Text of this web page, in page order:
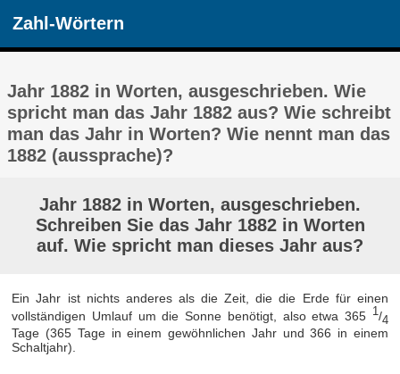
Zahl-Wörtern
Jahr 1882 in Worten, ausgeschrieben. Wie
spricht man das Jahr 1882 aus? Wie schreibt
man das Jahr in Worten? Wie nennt man das
1882 (aussprache)?
Jahr 1882 in Worten, ausgeschrieben.
Schreiben Sie das Jahr 1882 in Worten
auf. Wie spricht man dieses Jahr aus?
Ein Jahr ist nichts anderes als die Zeit, die die Erde für einen
vollständigen Umlauf um die Sonne benötigt, also etwa 365 1/4
Tage (365 Tage in einem gewöhnlichen Jahr und 366 in einem
Schaltjahr).